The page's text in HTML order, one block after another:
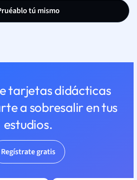
tú mismo
tarjetas didácticas
a sobresalir en tus
estudios.
Regístrate gratis